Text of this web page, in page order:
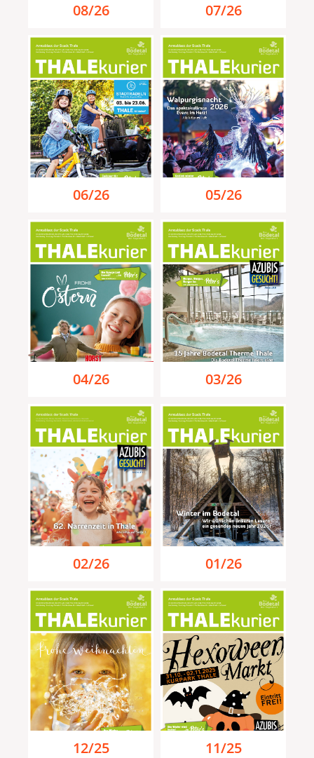
08/26 07/26
06/26 05/26
04/26 03/26
02/26 01/26
12/25 11/25